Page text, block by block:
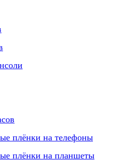
плёнки на телефоны
плёнки на планшеты